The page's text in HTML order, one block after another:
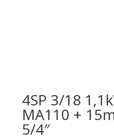
4SP 3/18
MA110 +
5/4″